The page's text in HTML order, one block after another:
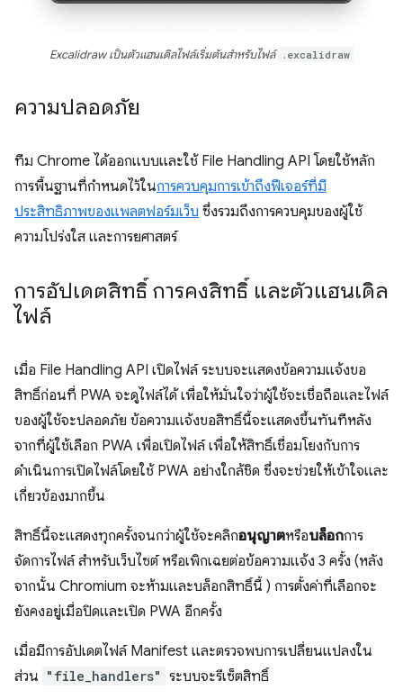
Excalidraw เป็นตัวแฮนเดิลไฟล์เริ่มต้นสำหรับไฟล์ .excalidraw
ความปลอดภัย
ทีม Chrome ได้ออกแบบและใช้ File Handling API โดยใช้หลัก
การพื้นฐานที่กำหนดไว้ในการควบคุมการเข้าถึงฟีเจอร์ที่มี
ประสิทธิภาพของแพลตฟอร์มเว็บ ซึ่งรวมถึงการควบคุมของผู้ใช้
ความโปร่งใส และการยศาสตร์
การอัปเดตสิทธิ์ การคงสิทธิ์ และตัวแฮนเดิล
ไฟล์
เมื่อ File Handling API เปิดไฟล์ ระบบจะแสดงข้อความแจ้งขอ
สิทธิ์ก่อนที่ PWA จะดูไฟล์ได้ เพื่อให้มั่นใจว่าผู้ใช้จะเชื่อถือและไฟล์
ของผู้ใช้จะปลอดภัย ข้อความแจ้งขอสิทธิ์นี้จะแสดงขึ้นทันทีหลัง
จากที่ผู้ใช้เลือก PWA เพื่อเปิดไฟล์ เพื่อให้สิทธิ์เชื่อมโยงกับการ
ดำเนินการเปิดไฟล์โดยใช้ PWA อย่างใกล้ชิด ซึ่งจะช่วยให้เข้าใจและ
เกี่ยวข้องมากขึ้น
สิทธิ์นี้จะแสดงทุกครั้งจนกว่าผู้ใช้จะคลิกอนุญาตหรือบล็อกการ
จัดการไฟล์ สำหรับเว็บไซต์ หรือเพิกเฉยต่อข้อความแจ้ง 3 ครั้ง (หลัง
จากนั้น Chromium จะห้ามและบล็อกสิทธิ์นี้ ) การตั้งค่าที่เลือกจะ
ยังคงอยู่เมื่อปิดและเปิด PWA อีกครั้ง
เมื่อมีการอัปเดตไฟล์ Manifest และตรวจพบการเปลี่ยนแปลงใน
ส่วน "file_handlers" ระบบจะรีเซ็ตสิทธิ์